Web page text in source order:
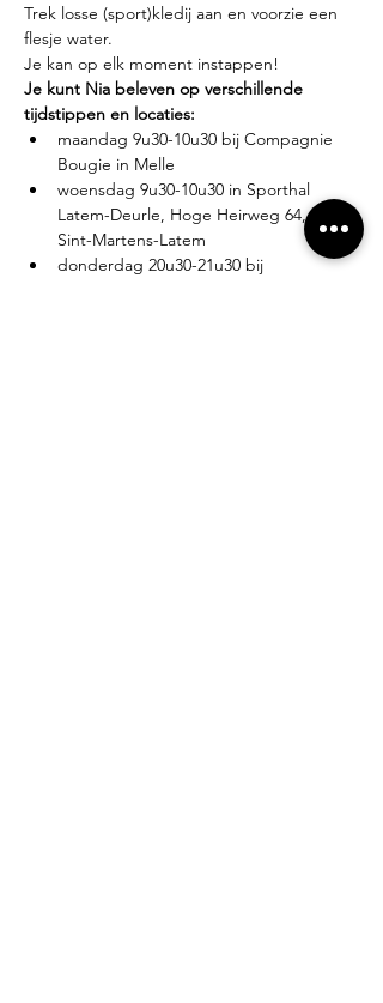
Trek losse (sport)kledij aan en voorzie een
flesje water.
Je kan op elk moment instappen!
Je kunt Nia beleven op verschillende
tijdstippen en locaties:
maandag 9u30-10u30 bij Compagnie
Bougie in Melle
woensdag 9u30-10u30 in Sporthal
Latem-Deurle, Hoge Heirweg 64, 9830
Sint-Martens-Latem
donderdag 20u30-21u30 bij